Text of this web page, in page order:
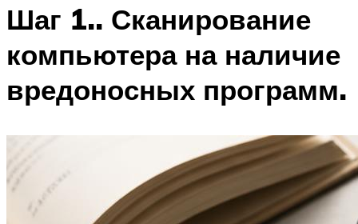
Шаг 1.. Сканирование
компьютера на наличие
вредоносных программ.